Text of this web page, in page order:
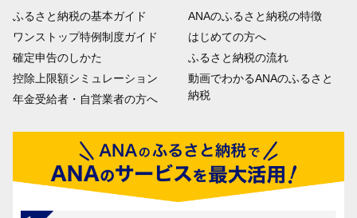
ふるさと納税の基本ガイド
ワンストップ特例制度ガイド
確定申告のしかた
控除上限額シミュレーション
年金受給者・自営業者の方へ
ANAのふるさと納税の特徴
はじめての方へ
ふるさと納税の流れ
動画でわかるANAのふるさと
納税